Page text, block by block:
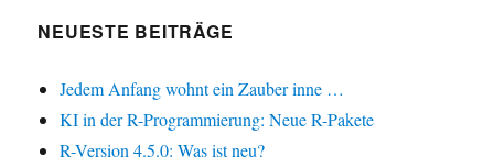
NEUESTE BEITRÄGE
Jedem Anfang wohnt ein Zauber inne …
KI in der R-Programmierung: Neue R-Pakete
R-Version 4.5.0: Was ist neu?